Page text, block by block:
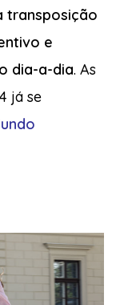
transposição
e
dia-a-dia. As
já se